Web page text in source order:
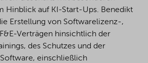
Hinblick auf KI-Start-Ups. Benedikt
Erstellung von Softwarelizenz-,
Verträgen hinsichtlich der
des Schutzes und der
einschließlich